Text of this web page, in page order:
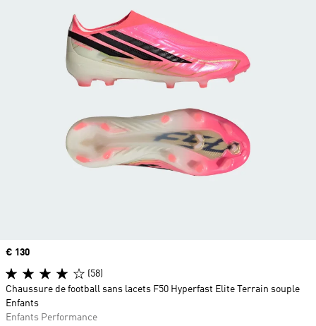
Prix
€ 130
(58)
Chaussure de football sans lacets F50 Hyperfast Elite Terrain souple
Enfants
Enfants Performance